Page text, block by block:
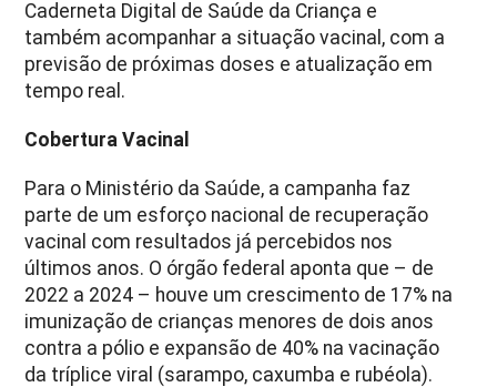
Caderneta Digital de Saúde da Criança e
também acompanhar a situação vacinal, com a
previsão de próximas doses e atualização em
tempo real.
Cobertura Vacinal
Para o Ministério da Saúde, a campanha faz
parte de um esforço nacional de recuperação
vacinal com resultados já percebidos nos
últimos anos. O órgão federal aponta que – de
2022 a 2024 – houve um crescimento de 17% na
imunização de crianças menores de dois anos
contra a pólio e expansão de 40% na vacinação
da tríplice viral (sarampo, caxumba e rubéola).